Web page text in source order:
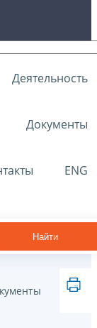
Деятельность
Документы
ENG
Найти